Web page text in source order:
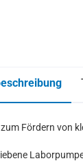
Fördern von